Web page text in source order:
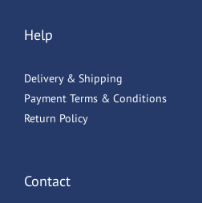
Help
Delivery & Shipping
Payment Terms & Conditions
Return Policy
Contact